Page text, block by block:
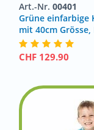
Art.-Nr. 00401
Grüne einfarbige
mit 40cm
CHF 129.90